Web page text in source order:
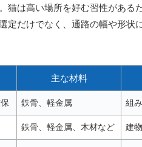
猫は高い場所を好む習性があ
定だけでなく、通路の幅や形
主な材料
鉄骨、軽金属 組
鉄骨、軽金属、木材など 建